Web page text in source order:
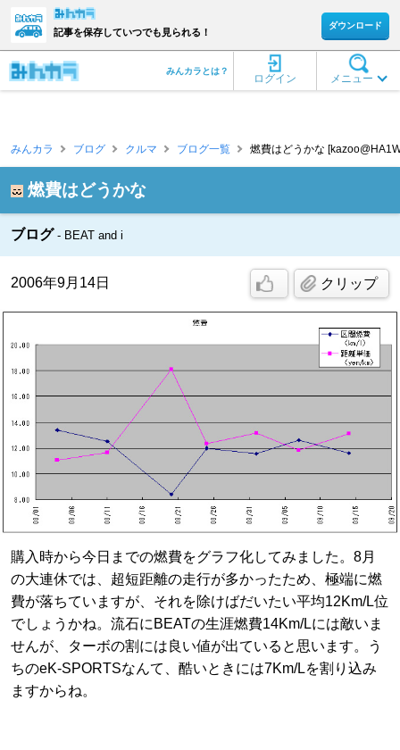
記事を保存していつでも見られる！
ダウンロード
メニュー
ログイン
みんカラとは？
みんカラ ブログ クルマ ブログ一覧 燃費はどうかな
燃費はどうかな
ブログ BEAT and i
2006年9月14日 クリップ
購入時から今日までの燃費をグラフ化してみました。8月
の大連休では、超短距離の走行が多かったため、極端に燃
費が落ちていますが、それを除けばだいたい平均12Km/L位
でしょうかね。流石にBEATの生涯燃費14Km/Lには敵いま
せんが、ターボの割には良い値が出ていると思います。う
ちのeK-SPORTSなんて、酷いときには7Km/Lを割り込み
ますからね。